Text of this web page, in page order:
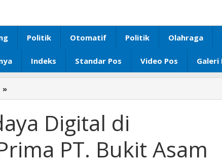
Politik Otomatif Politik Olahraga
Indeks Standar Pos Video Pos Galeri
»
Dorong
Digital
di
Pelabuhan
Bukit
Digital di
PT. Bukit Asam